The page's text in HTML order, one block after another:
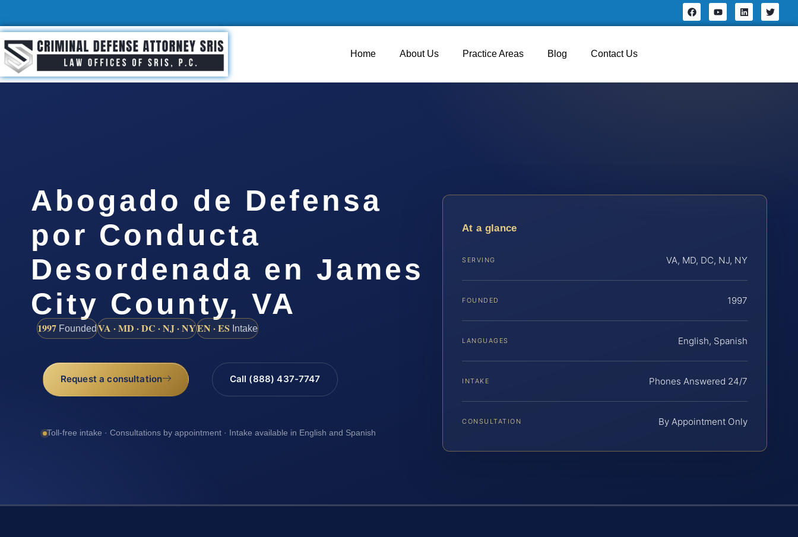
Home About Us Practice Areas Blog Contact Us
Abogado de Defensa
por Conducta
Desordenada en James
City County, VA
1997 FoundedVA · MD · DC · NJ · NYEN · ES Intake
Request a consultation Call (888) 437-7747
Toll-free intake · Consultations by appointment · Intake available in English and Spanish
At a glance
SERVING VA, MD, DC, NJ, NY
FOUNDED 1997
LANGUAGES English, Spanish
INTAKE Phones Answered 24/7
CONSULTATION By Appointment Only